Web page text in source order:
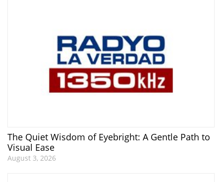
The Quiet Wisdom of Eyebright: A Gentle Path to
Visual Ease
August 3, 2026